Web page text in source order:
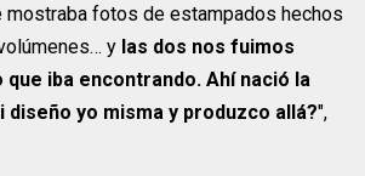
mostraba fotos de estampados hechos
y las dos nos fuimos
que iba encontrando. Ahí nació la
diseño yo misma y produzco allá?",